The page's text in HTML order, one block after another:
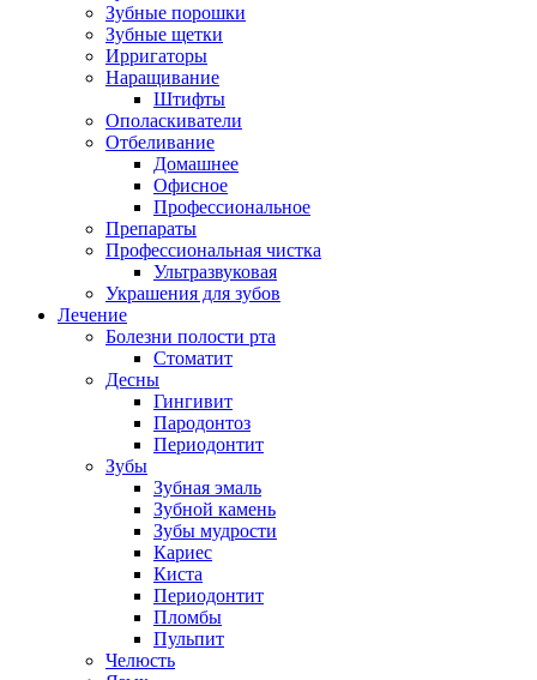
Зубные порошки
Зубные щетки
Ирригаторы
Наращивание
Штифты
Ополаскиватели
Отбеливание
Домашнее
Офисное
Профессиональное
Препараты
Профессиональная чистка
Ультразвуковая
Украшения для зубов
Лечение
Болезни полости рта
Стоматит
Десны
Гингивит
Пародонтоз
Периодонтит
Зубы
Зубная эмаль
Зубной камень
Зубы мудрости
Кариес
Киста
Периодонтит
Пломбы
Пульпит
Челюсть